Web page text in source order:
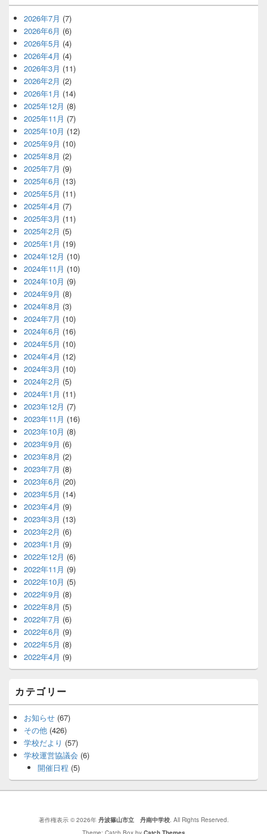
2026年7月 (7)
2026年6月 (6)
2026年5月 (4)
2026年4月 (4)
2026年3月 (11)
2026年2月 (2)
2026年1月 (14)
2025年12月 (8)
2025年11月 (7)
2025年10月 (12)
2025年9月 (10)
2025年8月 (2)
2025年7月 (9)
2025年6月 (13)
2025年5月 (11)
2025年4月 (7)
2025年3月 (11)
2025年2月 (5)
2025年1月 (19)
2024年12月 (10)
2024年11月 (10)
2024年10月 (9)
2024年9月 (8)
2024年8月 (3)
2024年7月 (10)
2024年6月 (16)
2024年5月 (10)
2024年4月 (12)
2024年3月 (10)
2024年2月 (5)
2024年1月 (11)
2023年12月 (7)
2023年11月 (16)
2023年10月 (8)
2023年9月 (6)
2023年8月 (2)
2023年7月 (8)
2023年6月 (20)
2023年5月 (14)
2023年4月 (9)
2023年3月 (13)
2023年2月 (6)
2023年1月 (9)
2022年12月 (6)
2022年11月 (9)
2022年10月 (5)
2022年9月 (8)
2022年8月 (5)
2022年7月 (6)
2022年6月 (9)
2022年5月 (8)
2022年4月 (9)
カテゴリー
お知らせ (67)
その他 (426)
学校だより (57)
学校運営協議会 (6)
開催日程 (5)
著作権表示 © 2026年 丹波篠山市立 丹南中学校. All Rights Reserved.